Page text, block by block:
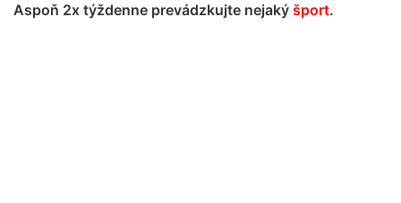
Aspoň 2x týždenne prevádzkujte nejaký šport.